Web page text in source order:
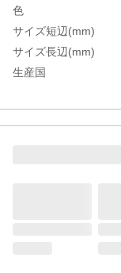
色
サイズ短辺(mm)
サイズ長辺(mm)
生産国
材質1